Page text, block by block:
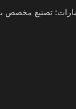
تصنيع مخصص